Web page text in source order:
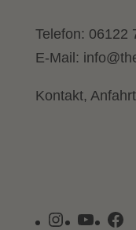
Telefon: 06122
E-Mail:
Kontakt,
Instagram